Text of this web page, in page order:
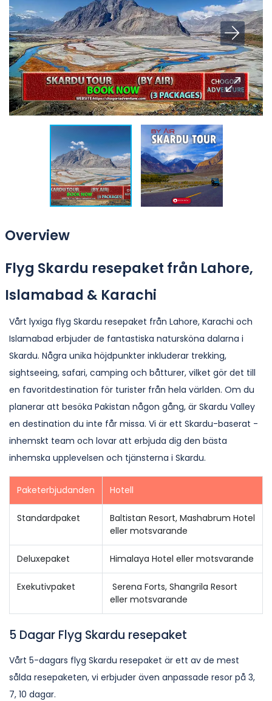
Overview
Flyg Skardu resepaket från Lahore,
Islamabad & Karachi
Vårt lyxiga flyg Skardu resepaket från Lahore, Karachi och
Islamabad erbjuder de fantastiska natursköna dalarna i
Skardu. Några unika höjdpunkter inkluderar trekking,
sightseeing, safari, camping och båtturer, vilket gör det till
en favoritdestination för turister från hela världen. Om du
planerar att besöka Pakistan någon gång, är Skardu Valley
en destination du inte får missa. Vi är ett Skardu-baserat -
inhemskt team och lovar att erbjuda dig den bästa
inhemska upplevelsen och tjänsterna i Skardu.
Paketerbjudanden Hotell
Standardpaket
Baltistan Resort, Mashabrum Hotel
eller motsvarande
Deluxepaket Himalaya Hotel eller motsvarande
Exekutivpaket
Serena Forts, Shangrila Resort
eller motsvarande
5 Dagar Flyg Skardu resepaket
Vårt 5-dagars flyg Skardu resepaket är ett av de mest
sålda resepaketen, vi erbjuder även anpassade resor på 3,
7, 10 dagar.